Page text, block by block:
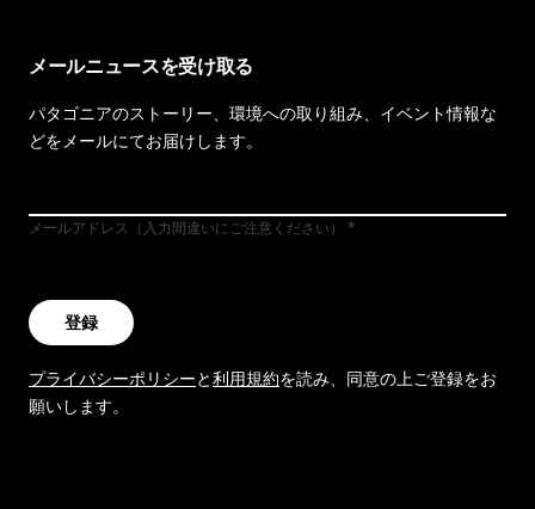
メールニュースを受け取る
パタゴニアのストーリー、環境への取り組み、イベント情報な
どをメールにてお届けします。
メールアドレス（入力間違いにご注意ください）
登録
プライバシーポリシーと利用規約を読み、同意の上ご登録をお
願いします。